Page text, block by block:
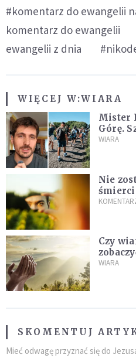
#komentarz do ewangelii
komentarz do ewangelii
ewangelii z dnia
WIĘCEJ W:WIARA
Mister
Górę.
WIARA
Nie
jedna z
Czy
WIARA
SKOMENTUJ
Mieć odwagę przyznać się do